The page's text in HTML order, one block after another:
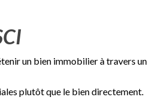
un bien immobilier à travers
plutôt que le bien directement.